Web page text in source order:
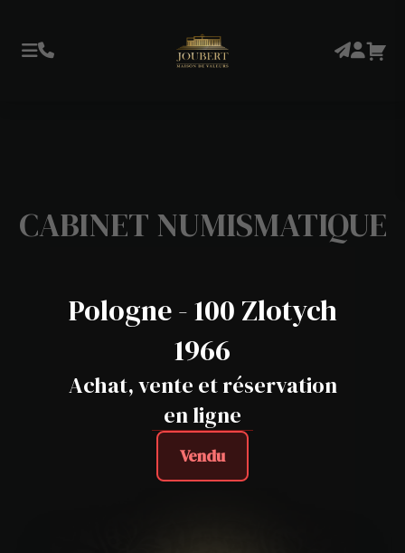
CABINET NUMISMATIQUE
Pologne - 100 Zlotych
1966
Achat, vente et réservation
en ligne
Vendu